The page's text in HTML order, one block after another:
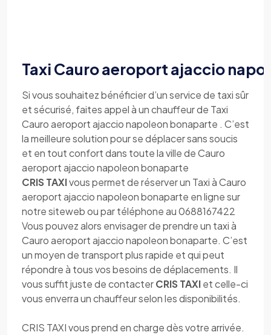
Taxi Cauro aeroport ajaccio
Si vous souhaitez bénéficier d’un service de taxi sûr
et sécurisé, faites appel à un chauffeur de Taxi
Cauro aeroport ajaccio napoleon bonaparte . C’est
la meilleure solution pour se déplacer sans soucis
et en tout confort dans toute la ville de Cauro
aeroport ajaccio napoleon bonaparte
CRIS TAXIvous permet de réserver un Taxi à Cauro
aeroport ajaccio napoleon bonaparte en ligne sur
notre siteweb ou par téléphone au 0688167422
Vous pouvez alors envisager de prendre un taxi à
Cauro aeroport ajaccio napoleon bonaparte. C’est
un moyen de transport plus rapide et qui peut
répondre à tous vos besoins de déplacements. Il
vous suffit juste de contacterCRIS TAXIet celle-ci
vous enverra un chauffeur selon les disponibilités.
CRIS TAXI vous prend en charge dès votre arrivée.